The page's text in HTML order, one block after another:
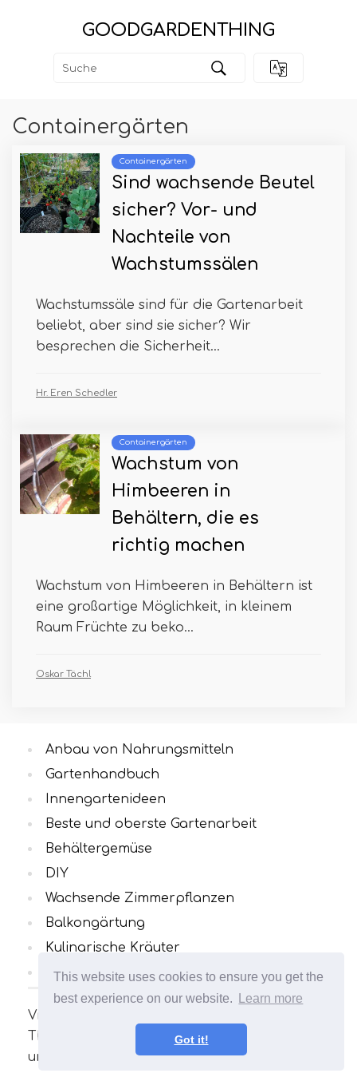
This website uses cookies to ensure you get the
best experience on our website.
Learn more
Got it!
GOODGARDENTHING
Containergärten
Containergärten
Sind wachsende Beutel
sicher? Vor- und
Nachteile von
Wachstumssälen
Wachstumssäle sind für die Gartenarbeit
beliebt, aber sind sie sicher? Wir
besprechen die Sicherheit...
Hr. Eren Schedler
Containergärten
Wachstum von
Himbeeren in
Behältern, die es
richtig machen
Wachstum von Himbeeren in Behältern ist
eine großartige Möglichkeit, in kleinem
Raum Früchte zu beko...
Oskar Tächl
Viele interessante und nützliche Artikel zum
Thema Gartenarbeit. Ihr Garten wird
unvergleichlich sein
Anbau von Nahrungsmitteln
Gartenhandbuch
Innengartenideen
Beste und oberste Gartenarbeit
Behältergemüse
DIY
Wachsende Zimmerpflanzen
Balkongärtung
Kulinarische Kräuter
Alle Kategorien